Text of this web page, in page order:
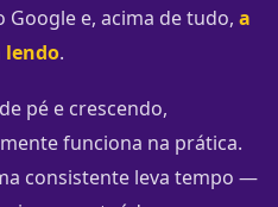
e, acima de tudo, a
lendo.
pé e crescendo,
funciona na prática.
consistente leva tempo —